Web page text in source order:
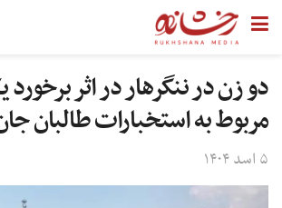
دو زن در ننگرهار در اثر
مربوط به استخبارات طالبان
۵ اسد ۱۴۰۴